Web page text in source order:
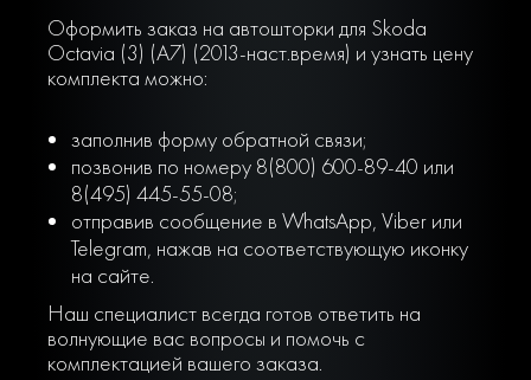
Оформить заказ на автошторки для Skoda
Octavia (3) (A7) (2013-наст.время) и узнать цену
комплекта можно:
заполнив форму обратной связи;
позвонив по номеру 8(800) 600-89-40 или
8(495) 445-55-08;
отправив сообщение в WhatsApp, Viber или
Telegram, нажав на соответствующую иконку
на сайте.
Наш специалист всегда готов ответить на
волнующие вас вопросы и помочь с
комплектацией вашего заказа.